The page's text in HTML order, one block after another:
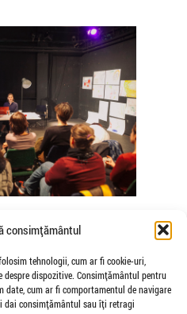
consimțământul
tehnologii, cum ar fi cookie-uri,
dispozitive. Consimțământul pentru
date, cum ar fi comportamentul de navigare
dai consimțământul sau îți retragi
de coregrafele
De Piante